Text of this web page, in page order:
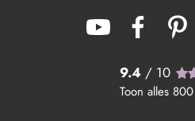
9.4 / 10
Toon alles 800